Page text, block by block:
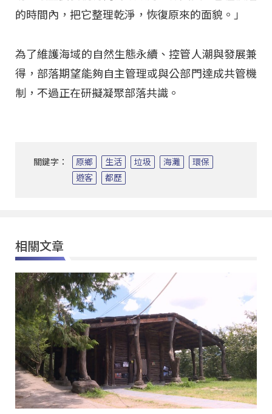
的時間內，把它整理乾淨，恢復原來的面貌。」
為了維護海域的自然生態永續、控管人潮與發展兼
得，部落期望能夠自主管理或與公部門達成共管機
制，不過正在研擬凝聚部落共識。
關鍵字： 原鄉 生活 垃圾 海灘
環保
遊客
都歷
相關文章